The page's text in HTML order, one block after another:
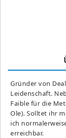
Gründer von
Leidenschaft.
Fai­ble für die
Ole). Solltet ihr
ich
erreichbar.